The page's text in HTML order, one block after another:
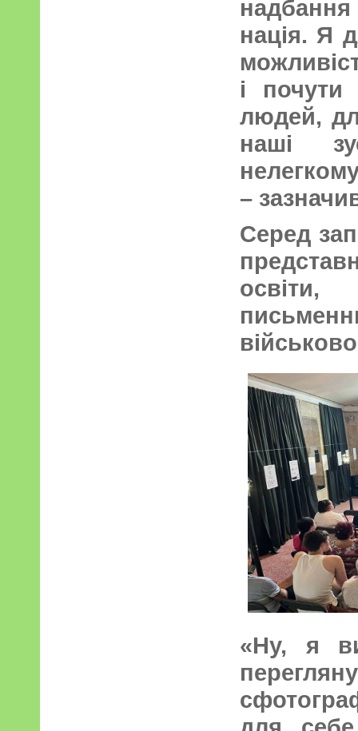
нація. Я
і
людей,
наші
–
Серед
«Ну, я